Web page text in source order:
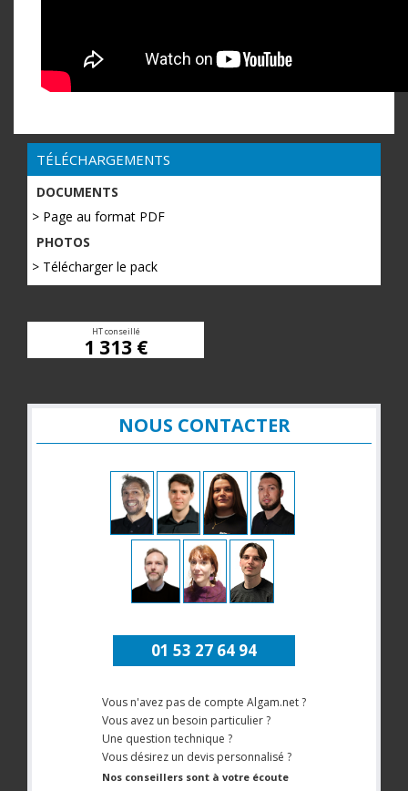
TÉLÉCHARGEMENTS
DOCUMENTS
> Page au format PDF
PHOTOS
> Télécharger le pack
HT conseillé
1 313 €
NOUS CONTACTER
01 53 27 64 94
Vous n'avez pas de compte Algam.net ?
Vous avez un besoin particulier ?
Une question technique ?
Vous désirez un devis personnalisé ?
Nos conseillers sont à votre écoute